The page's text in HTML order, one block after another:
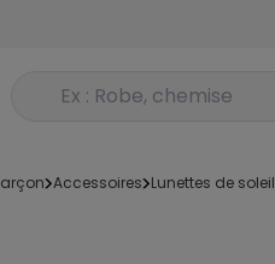
Rechercher un produit
garçon accessoires lunettes de soleil